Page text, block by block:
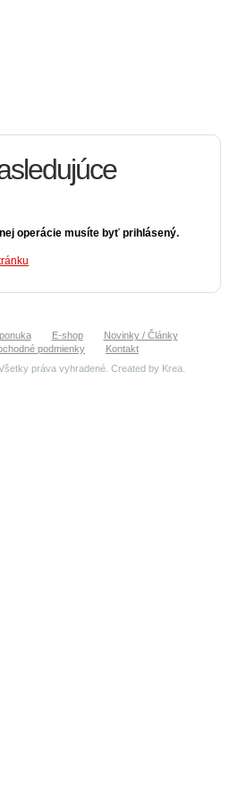
operácie musíte byť prihlásený.
E-shop
Novinky / Články
podmienky
Kontakt
práva vyhradené. Created by Krea.